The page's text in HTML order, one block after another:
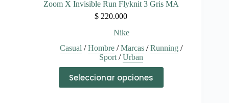
Zoom X Invisible Run Flyknit 3 Gris MA
$ 220.000
Nike
Casual /Hombre /Marcas /Running /
Sport/Urban
Seleccionar opciones
producto
tiene